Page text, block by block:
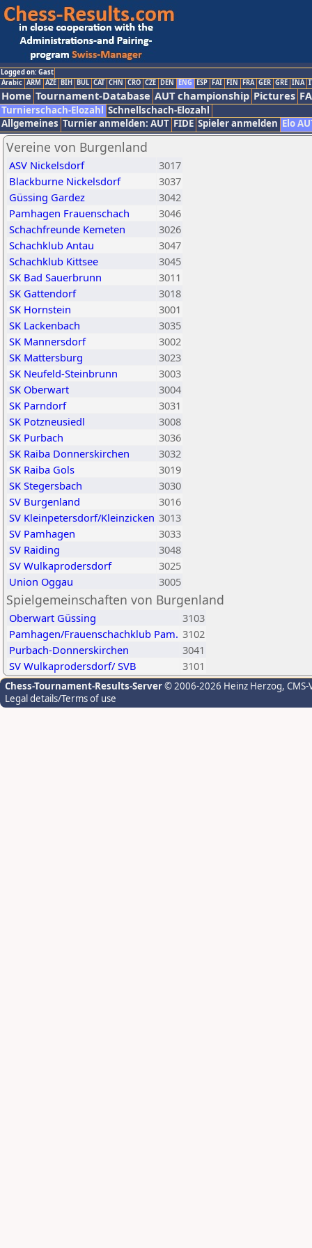
Logged on: Gast
Arabic ARM AZE BIH BUL CAT CHN CRO CZE DEN ENG ESP FAI FIN FRA GER GRE INA
Home Tournament-Database AUT championship Pictures
Turnierschach-Elozahl Schnellschach-Elozahl
Allgemeines Turnier anmelden: AUT FIDE Spieler anmelden Elo
Vereine von Burgenland
ASV Nickelsdorf
3017
Blackburne Nickelsdorf
3037
Güssing Gardez
3042
Pamhagen Frauenschach
3046
Schachfreunde Kemeten
3026
Schachklub Antau
3047
Schachklub Kittsee
3045
SK Bad Sauerbrunn
3011
SK Gattendorf
3018
SK Hornstein
3001
SK Lackenbach
3035
SK Mannersdorf
3002
SK Mattersburg
3023
SK Neufeld-Steinbrunn
3003
SK Oberwart
3004
SK Parndorf
3031
SK Potzneusiedl
3008
SK Purbach
3036
SK Raiba Donnerskirchen
3032
SK Raiba Gols
3019
SK Stegersbach
3030
SV Burgenland
3016
SV Kleinpetersdorf/Kleinzicken 3013
SV Pamhagen
3033
SV Raiding
3048
SV Wulkaprodersdorf
3025
Union Oggau
3005
Spielgemeinschaften von Burgenland
Oberwart Güssing
3103
Pamhagen/Frauenschachklub Pam. 3102
Purbach-Donnerskirchen
3041
SV Wulkaprodersdorf/ SVB
3101
Chess-Tournament-Results-Server© 2006-2026 Heinz Herzog,
Legal details/Terms of use